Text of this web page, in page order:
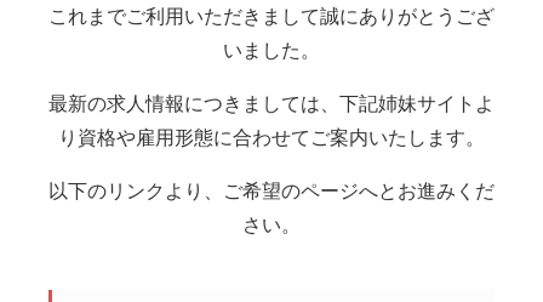
これまでご利用いただきまして誠にありがとうござ
いました。
最新の求人情報につきましては、下記姉妹サイトよ
り資格や雇用形態に合わせてご案内いたします。
以下のリンクより、ご希望のページへとお進みくだ
さい。